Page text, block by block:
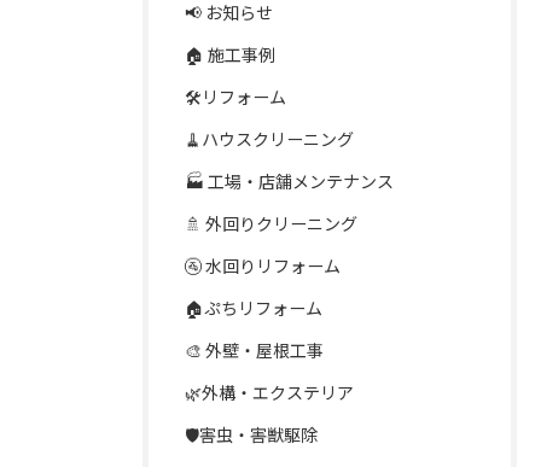
📢 お知らせ
🏠 施工事例
🛠️リフォーム
🧹ハウスクリーニング
🏭 工場・店舗メンテナンス
🚿 外回りクリーニング
🚰 水回りリフォーム
🏠ぷちリフォーム
🎨 外壁・屋根工事
🌿外構・エクステリア
🛡️害虫・害獣駆除